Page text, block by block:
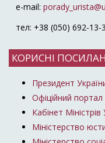
e-mail:
тел: +38 (050) 692-13-
КОРИСНІ
Президент
Офіційний
Кабінет Міністрів
Міністерство